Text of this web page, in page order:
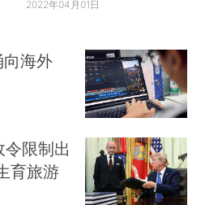
2022年04月01日
向海外
限制出
育旅游